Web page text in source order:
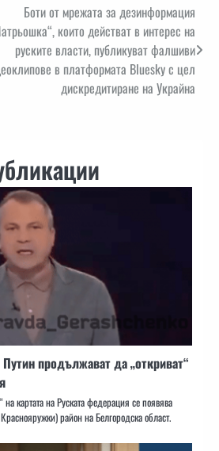
Боти от мрежата за дезинформация
които действат в интерес на
руските власти, публикуват фалшиви
в платформата Bluesky с цел
дискредитиране на Украйна
продължават да „откриват“
картата на Руската федерация се появява
район на Белгородска област.